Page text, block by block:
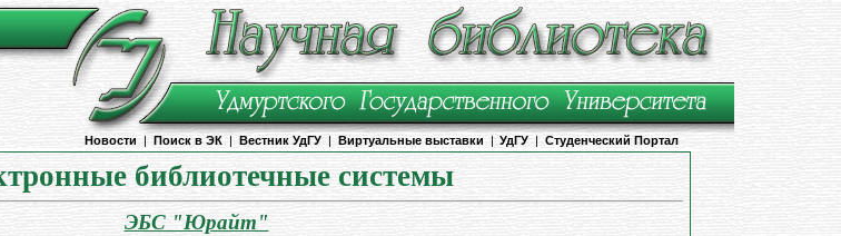
Новости | Поиск в ЭК | Вестник УдГУ | Виртуальные выставки | УдГУ | Студенческий Портал
библиотечные системы
ЭБС "Юрайт"